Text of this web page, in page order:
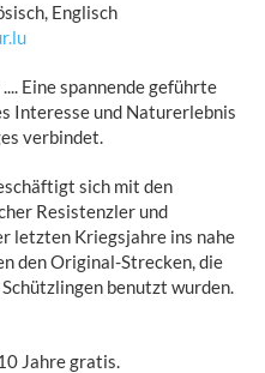
Englisch
Eine spannende geführte
Interesse und Naturerlebnis
verbindet.
sich mit den
Resistenzler und
letzten Kriegsjahre ins nahe
den Original-Strecken, die
benutzt wurden.
Jahre gratis.